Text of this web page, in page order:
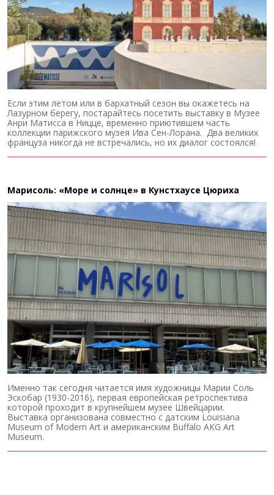
Если этим летом или в бархатный сезон вы окажетесь на
Лазурном берегу, постарайтесь посетить выставку в Музее
Анри Матисса в Ницце, временно приютившем часть
коллекции парижского музея Ива Сен-Лорана. Два великих
француза никогда не встречались, но их диалог состоялся!
Марисоль: «Море и солнце» в Кунстхаусе Цюриха
Именно так сегодня читается имя художницы Марии Соль
Эскобар (1930-2016), первая европейская ретроспектива
которой проходит в крупнейшем музее Швейцарии.
Выставка организована совместно с датским Louisiana
Museum of Modern Art и американским Buffalo AKG Art
Museum.